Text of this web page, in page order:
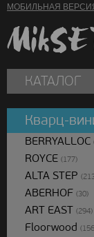
МОБИЛЬНАЯ
КАТАЛОГ
Кварц-
BERRYALLOC
ROYCE (177)
ALTA STEP
ABERHOF (30)
ART EAST (294)
Floorwood